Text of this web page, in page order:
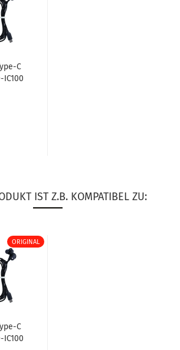
​C
​IC100
IST Z.B. KOMPATIBEL ZU:
ORIGINAL
​C
​IC100